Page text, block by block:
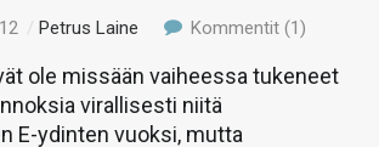
/Petrus Laine Kommentit (1)
ole missään vaiheessa tukeneet
virallisesti niitä
E-ydinten vuoksi, mutta